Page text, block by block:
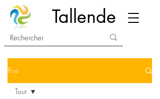
Tallende
Post
Tout